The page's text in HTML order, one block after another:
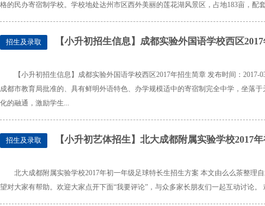
格的民办寄宿制学校。学校地处达州市区西外美丽的莲花湖风景区，占地183亩，配
招生及录取 【小升初招生信息】成都实验外国语学校西区
【小升初招生信息】成都实验外国语学校西区2017年招生简章 发布时间：
成都市教育局批准的、具有鲜明外语特色、办学规模适中的寄宿制完全中学，坐落
化的融通，激励学生...
招生及录取 【小升初艺体招生】北大成都附属实验学校2017
北大成都附属实验学校2017年初一年级足球特长生招生方案 本文由么么茶整理
望对大家有帮助。欢迎大家点开下面“我要评论”，与众多家长朋友们一起互动讨论